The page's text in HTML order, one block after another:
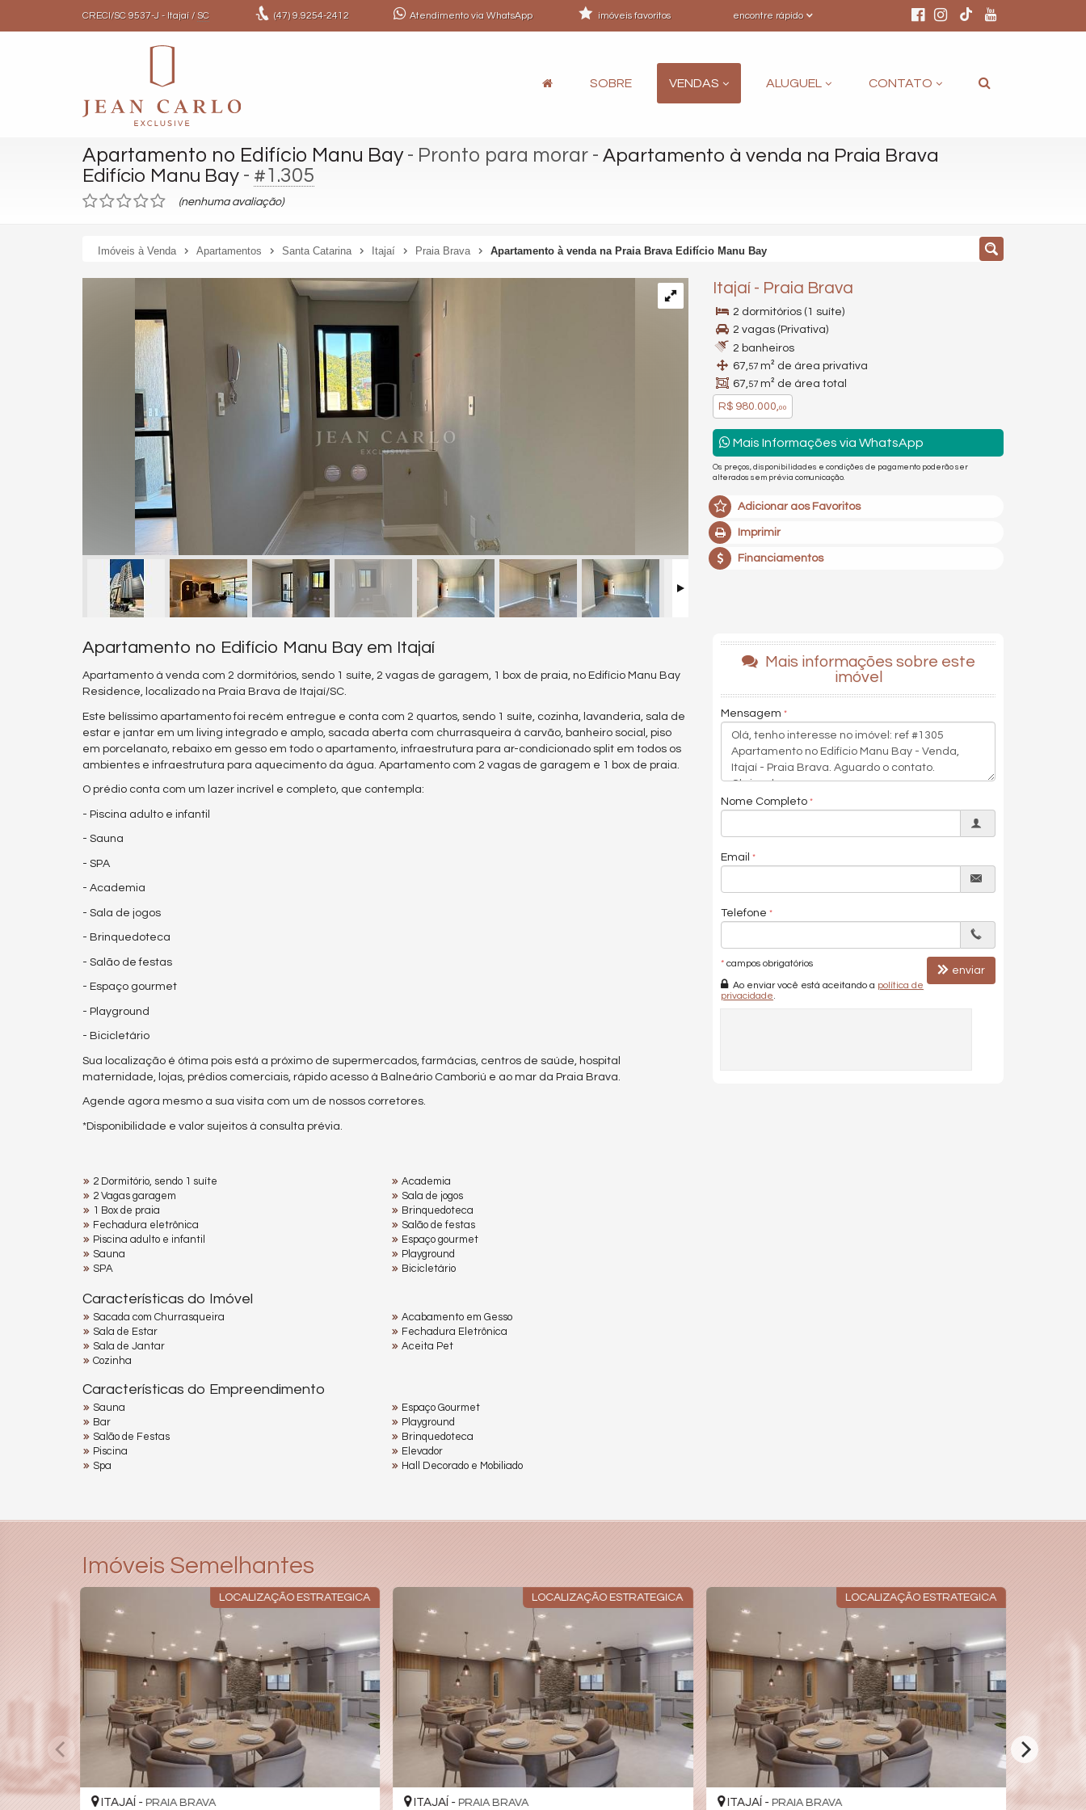
CRECI/SC 9537-J - Itajaí / SC (47)9.9254-2412 Atendimento via WhatsApp encontre rápido
imóveis favoritos
SOBRE VENDAS ALUGUEL CONTATO
Apartamento no Edifício Manu Bay- Pronto para morar - Apartamento à venda na Praia Brava
Edifício Manu Bay - #1.305
(nenhuma avaliação)
Imóveis à Venda Apartamentos Santa Catarina Itajaí Praia Brava Apartamento à venda na Praia Brava Edifício Manu Bay
Itajaí - Praia Brava
2 dormitórios (1 suíte)
2 vagas (Privativa)
2 banheiros
67,57 m² de área privativa
67,57 m² de área total
R$ 980.000,00
Mais Informações via WhatsApp
Os preços, disponibilidades e condições de pagamento poderão ser
alterados sem prévia comunicação.
Adicionar aos Favoritos
Imprimir
Financiamentos
Apartamento no Edifício Manu Bay em Itajaí
Apartamento à venda com 2 dormitórios, sendo 1 suíte, 2 vagas de garagem, 1 box de praia, no Edifício Manu Bay
Residence, localizado na Praia Brava de Itajaí/SC.
Este belíssimo apartamento foi recém entregue e conta com 2 quartos, sendo 1 suíte, cozinha, lavanderia, sala de
estar e jantar em um living integrado e amplo, sacada aberta com churrasqueira à carvão, banheiro social, piso
em porcelanato, rebaixo em gesso em todo o apartamento, infraestrutura para ar-condicionado split em todos os
ambientes e infraestrutura para aquecimento da água. Apartamento com 2 vagas de garagem e 1 box de praia.
O prédio conta com um lazer incrível e completo, que contempla:
- Piscina adulto e infantil
- Sauna
- SPA
- Academia
- Sala de jogos
- Brinquedoteca
- Salão de festas
- Espaço gourmet
- Playground
- Bicicletário
Sua localização é ótima pois está a próximo de supermercados, farmácias, centros de saúde, hospital
maternidade, lojas, prédios comerciais, rápido acesso à Balneário Camboriú e ao mar da Praia Brava.
Agende agora mesmo a sua visita com um de nossos corretores.
*Disponibilidade e valor sujeitos à consulta prévia.
2 Dormitório, sendo 1 suíte
2 Vagas garagem
1 Box de praia
Fechadura eletrônica
Piscina adulto e infantil
Sauna
SPA
Academia
Sala de jogos
Brinquedoteca
Salão de festas
Espaço gourmet
Playground
Bicicletário
Características do Imóvel
Sacada com Churrasqueira
Sala de Estar
Sala de Jantar
Cozinha
Acabamento em Gesso
Fechadura Eletrônica
Aceita Pet
Características do Empreendimento
Sauna
Bar
Salão de Festas
Piscina
Spa
Espaço Gourmet
Playground
Brinquedoteca
Elevador
Hall Decorado e Mobiliado
Mais informações sobre este
imóvel
Mensagem
Nome Completo
Email
Telefone
* campos obrigatórios
Ao enviar você está aceitando a política de
privacidade
enviar
Imóveis Semelhantes
LOCALIZAÇÃO ESTRATEGICA
ITAJAÍ - PRAIA BRAVA
LOCALIZAÇÃO ESTRATEGICA
ITAJAÍ - PRAIA BRAVA
LOCALIZAÇÃO ESTRATEGICA
ITAJAÍ - PRAIA BRAVA